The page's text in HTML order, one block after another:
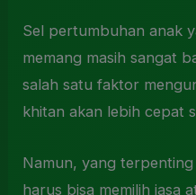
Sel pertumbuhan anak
memang masih sangat
salah satu faktor
khitan akan lebih cepat
Namun, yang
harus bisa memilih jasa